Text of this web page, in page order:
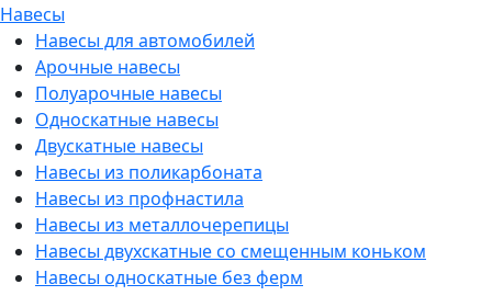
Навесы
Навесы для автомобилей
Арочные навесы
Полуарочные навесы
Односкатные навесы
Двускатные навесы
Навесы из поликарбоната
Навесы из профнастила
Навесы из металлочерепицы
Навесы двухскатные со смещенным коньком
Навесы односкатные без ферм